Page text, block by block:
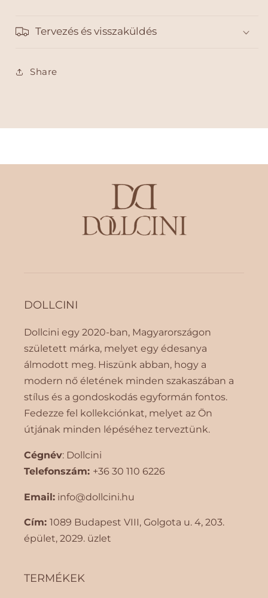
Tervezés és visszaküldés
Share
DOLLCINI
Dollcini egy 2020-ban, Magyarországon
született márka, melyet egy édesanya
álmodott meg. Hiszünk abban, hogy a
modern nő életének minden szakaszában a
stílus és a gondoskodás egyformán fontos.
Fedezze fel kollekciónkat, melyet az Ön
útjának minden lépéséhez terveztünk.
Cégnév: Dollcini
Telefonszám: +36 30 110 6226
Email: info@dollcini.hu
Cím: 1089 Budapest VIII, Golgota ​​u. 4, 203.
épület, 2029. üzlet
TERMÉKEK